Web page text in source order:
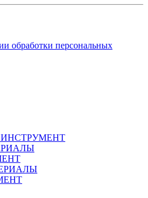
обработки персональных